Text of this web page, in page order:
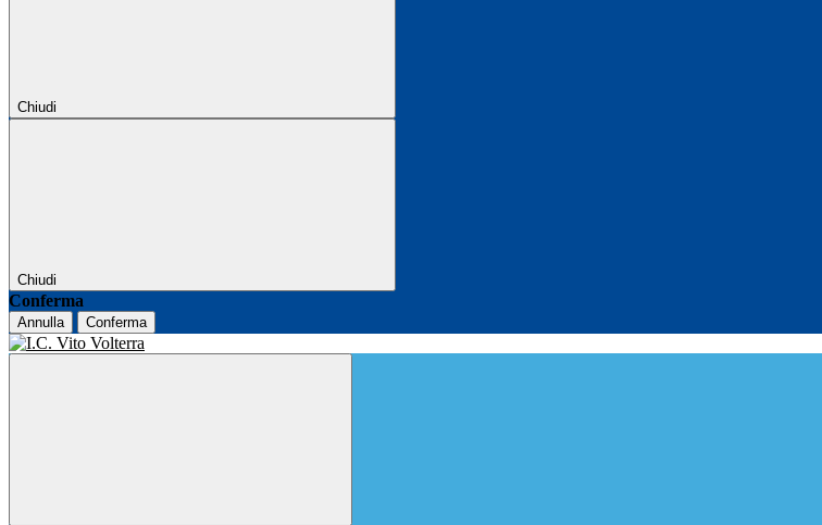
Chiudi
Chiudi
Conferma
Annulla Conferma